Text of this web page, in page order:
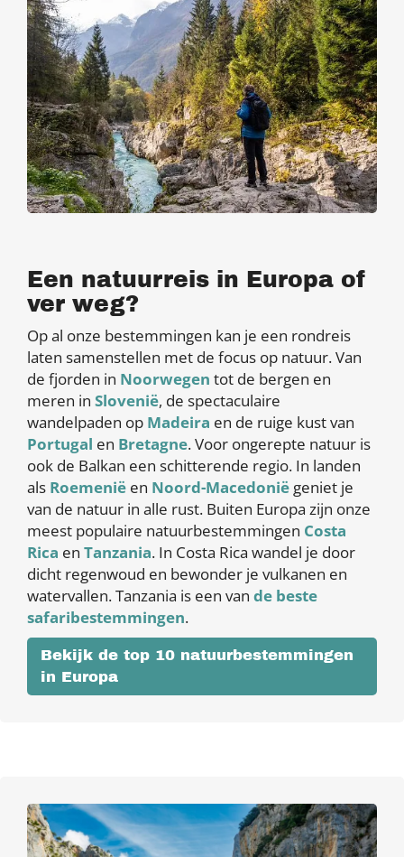
Een natuurreis in Europa of
ver weg?
Op al onze bestemmingen kan je een rondreis
laten samenstellen met de focus op natuur. Van
de fjorden in Noorwegen tot de bergen en
meren in Slovenië, de spectaculaire
wandelpaden op Madeira en de ruige kust van
Portugal en Bretagne. Voor ongerepte natuur is
ook de Balkan een schitterende regio. In landen
als Roemenië en Noord-Macedonië geniet je
van de natuur in alle rust. Buiten Europa zijn onze
meest populaire natuurbestemmingen Costa
Rica en Tanzania. In Costa Rica wandel je door
dicht regenwoud en bewonder je vulkanen en
watervallen. Tanzania is een van de beste
safaribestemmingen.
Bekijk de top 10 natuurbestemmingen
in Europa